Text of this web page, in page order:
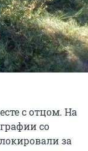
с отцом. На
со
за